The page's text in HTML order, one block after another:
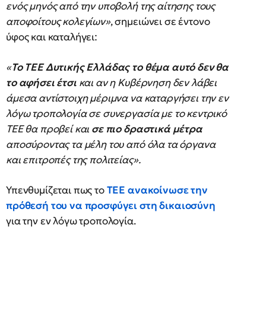
ενός μηνός από την υποβολή της αίτησης τους
αποφοίτους κολεγίων», σημειώνει σε έντονο
ύφος και καταλήγει:
«Το ΤΕΕ Δυτικής Ελλάδας το θέμα αυτό δεν θα
το αφήσει έτσι και αν η Κυβέρνηση δεν λάβει
άμεσα αντίστοιχη μέριμνα να καταργήσει την εν
λόγω τροπολογία σε συνεργασία με το κεντρικό
ΤΕΕ θα προβεί και σε πιο δραστικά μέτρα
αποσύροντας τα μέλη του από όλα τα όργανα
και επιτροπές της πολιτείας».
Υπενθυμίζεται πως τοΤΕΕ ανακοίνωσε την
πρόθεσή του να προσφύγει στη δικαιοσύνη
για την εν λόγω τροπολογία.